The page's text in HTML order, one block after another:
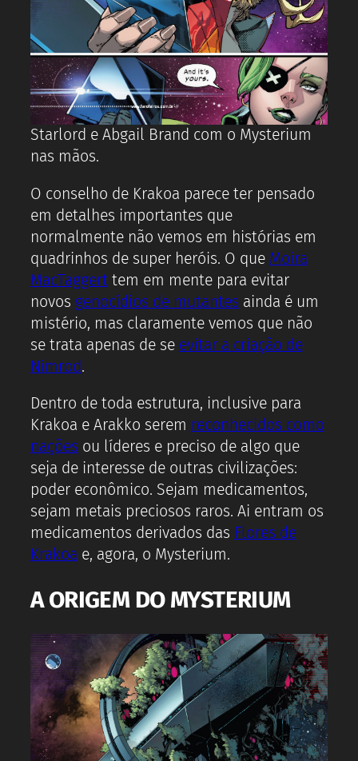
Starlord e Abgail Brand com o Mysterium
nas mãos.
O conselho de Krakoa parece ter pensado
em detalhes importantes que
normalmente não vemos em histórias em
quadrinhos de super heróis. O que Moira
MacTaggerttem em mente para evitar
novos genocídios de mutantes ainda é um
mistério, mas claramente vemos que não
se trata apenas de se evitar a criação de
Nimrod.
Dentro de toda estrutura, inclusive para
Krakoa e Arakko serem reconhecidos como
nações ou líderes e preciso de algo que
seja de interesse de outras civilizações:
poder econômico. Sejam medicamentos,
sejam metais preciosos raros. Ai entram os
medicamentos derivados das Flores de
Krakoa e, agora, o Mysterium.
A ORIGEM DO MYSTERIUM